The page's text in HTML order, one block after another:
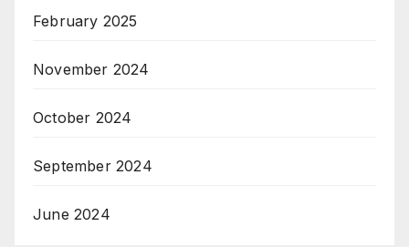
February 2025
November 2024
October 2024
September 2024
June 2024